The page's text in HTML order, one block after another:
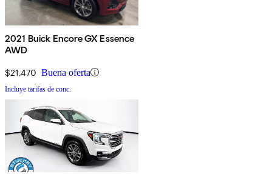
2021 Buick Encore GX Essence
AWD
$21,470 Buena oferta
Incluye tarifas de conc.